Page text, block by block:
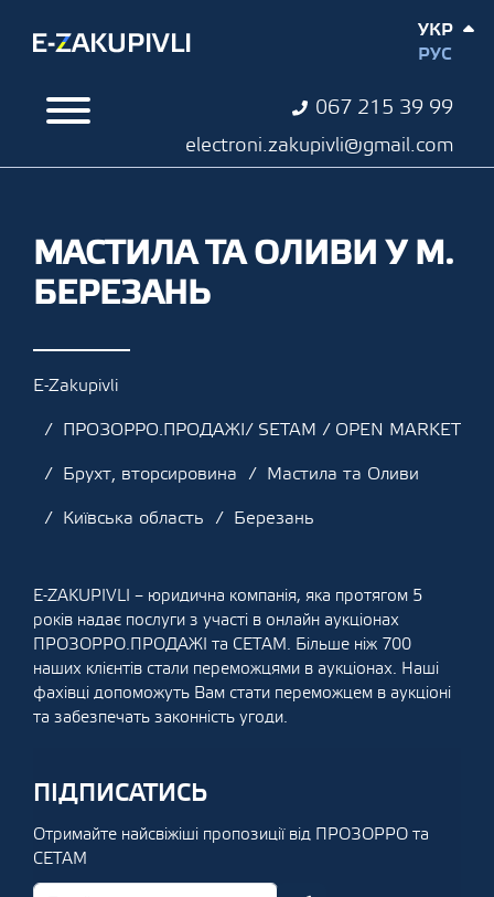
067 215 39 99
electroni.zakupivli@gmail.com
УКР
РУС
МАСТИЛА ТА ОЛИВИ У М.
БЕРЕЗАНЬ
E-Zakupivli
ПРОЗОРРО.ПРОДАЖІ/ SETAM / OPEN MARKET
Брухт, вторсировина
Мастила та Оливи
Київська область
Березань
E-ZAKUPIVLI – юридична компанія, яка протягом 5
років надає послуги з участі в онлайн аукціонах
ПРОЗОРРО.ПРОДАЖІ та СЕТАМ. Більше ніж 700
наших клієнтів стали переможцями в аукціонах. Наші
фахівці допоможуть Вам стати переможцем в аукціоні
та забезпечать законність угоди.
ПІДПИСАТИСЬ
Отримайте найсвіжіші пропозиції від ПРОЗОРРО та
СЕТАМ